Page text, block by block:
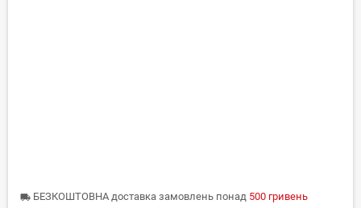
local_shipping БЕЗКОШТОВНА доставка замовлень понад 500 гривень